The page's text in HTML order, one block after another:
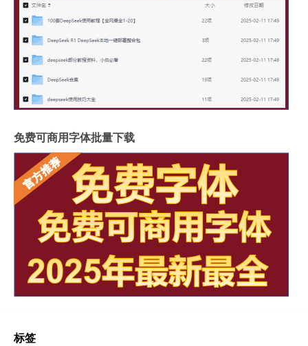
免费可商用字体批量下载
标签